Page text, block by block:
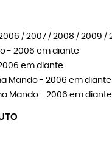
/ 2007 / 2008 / 2009 /
- 2006 em diante
em diante
Mando - 2006 em diante
Mando - 2006 em diante